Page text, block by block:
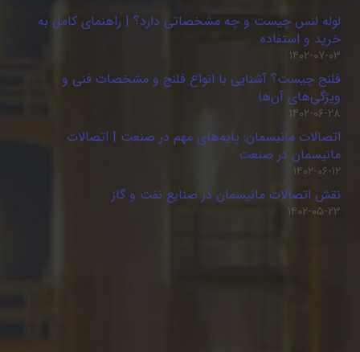
لوله لنس چیست و چه مشخصاتی دارد؟ | راهنمای کامل به
خرید و استفاده
۱۴۰۲-۰۷-۰۳
فلنج چیست؟ آشنایی با انواع فلنج و مشخصات فنی و
ویژگی‌های آن‌ها
۱۴۰۲-۰۶-۲۸
اتصالات مانیسمان: پایه‌های مهم در صنعت | اتصالات
مانیسمان در صنعت
۱۴۰۲-۰۶-۱۲
نقش اتصالات مانیسمان در صنایع نفت و گاز
۱۴۰۲-۰۵-۲۳